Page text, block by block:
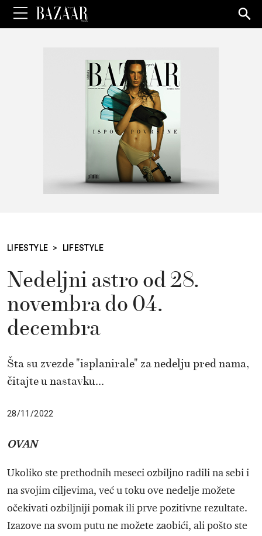
for:
LIFESTYLE > LIFESTYLE
Nedeljni astro od 28.
novembra do 04.
decembra
Šta su zvezde "isplanirale" za nedelju pred nama,
čitajte u nastavku...
28/11/2022
OVAN
Ukoliko ste prethodnih meseci ozbiljno radili na sebi i
na svojim ciljevima, već u toku ove nedelje možete
očekivati ozbiljniji pomak ili prve pozitivne rezultate.
Izazove na svom putu ne možete zaobići, ali pošto ste